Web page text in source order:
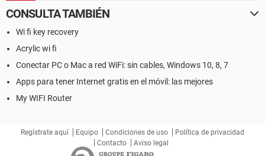
CONSULTA TAMBIÉN
Wi fi key recovery
Acrylic wi fi
Conectar PC o Mac a red WiFi: sin cables, Windows 10, 8, 7
Apps para tener Internet gratis en el móvil: las mejores
My WIFI Router
Regístrate aquí Equipo Condiciones de uso
Política de privacidad
Contacto
Aviso legal